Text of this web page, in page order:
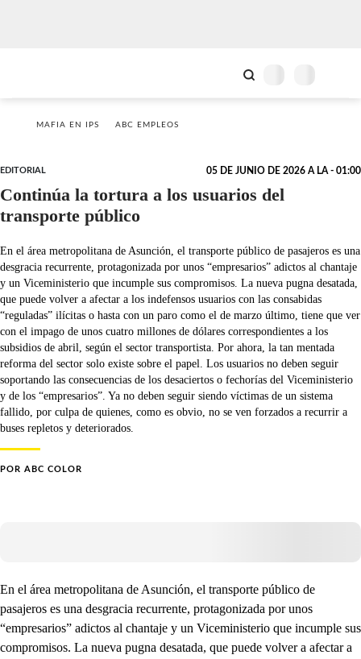
MAFIA EN IPS ABC EMPLEOS
EDITORIAL 05 DE JUNIO DE 2026 A LA - 01:00
Continúa la tortura a los usuarios del
transporte público
En el área metropolitana de Asunción, el transporte público de pasajeros es una
desgracia recurrente, protagonizada por unos “empresarios” adictos al chantaje
y un Viceministerio que incumple sus compromisos. La nueva pugna desatada,
que puede volver a afectar a los indefensos usuarios con las consabidas
“reguladas” ilícitas o hasta con un paro como el de marzo último, tiene que ver
con el impago de unos cuatro millones de dólares correspondientes a los
subsidios de abril, según el sector transportista. Por ahora, la tan mentada
reforma del sector solo existe sobre el papel. Los usuarios no deben seguir
soportando las consecuencias de los desaciertos o fechorías del Viceministerio
y de los “empresarios”. Ya no deben seguir siendo víctimas de un sistema
fallido, por culpa de quienes, como es obvio, no se ven forzados a recurrir a
buses repletos y deteriorados.
POR ABC COLOR
En el área metropolitana de Asunción, el transporte público de
pasajeros es una desgracia recurrente, protagonizada por unos
“empresarios” adictos al chantaje y un Viceministerio que incumple sus
compromisos. La nueva pugna desatada, que puede volver a afectar a